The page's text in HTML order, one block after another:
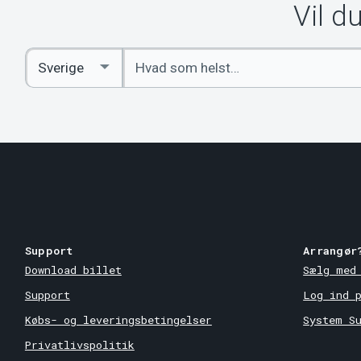
Vil
Indtast
søgeord
Select
Country
Support
Download billet
Support
Købs- og leveringsbetingelser
Privatlivspolitik
Sælg
Log ind
System